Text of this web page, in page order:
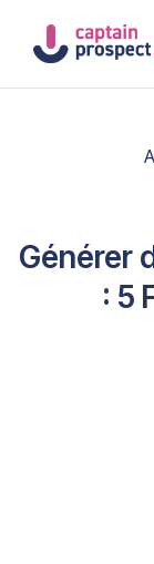
Générer
: 5